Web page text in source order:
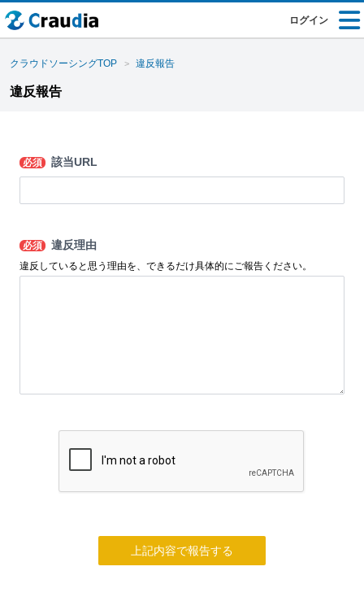
ログイン
クラウドソーシングTOP 違反報告
違反報告
必須 該当URL
必須 違反理由
違反していると思う理由を、できるだけ具体的にご報告ください。
上記内容で報告する